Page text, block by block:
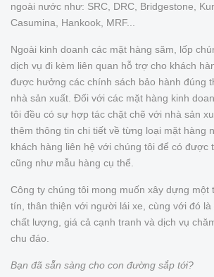
ngoài nước như: SRC, DRC, Bridgestone,
Casumina, Hankook, MRF...
Ngoài kinh doanh các mặt hàng săm, lốp
dịch vụ đi kèm liên quan hỗ trợ cho khách
được hưởng các chính sách bảo hành đúng
nhà sản xuất. Đối với các mặt hàng kinh
tôi đều có sự hợp tác chặt chẽ với nhà sản
thêm thông tin chi tiết về từng loại mặt hàng
khách hàng liên hệ với chúng tôi để có được
cũng như mẫu hàng cụ thể.
Công ty chúng tôi mong muốn xây dựng một
tín, thân thiện với người lái xe, cùng với đó là
chất lượng, giá cả cạnh tranh và dịch vụ
chu đáo.
Bạn đã sẵn sàng cho con đường sắp tới?